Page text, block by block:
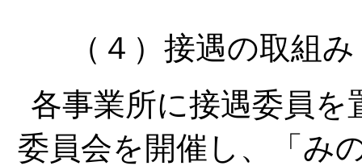
（４）接遇の取組み
各事業所に接遇委員
委員会を開催し、「み